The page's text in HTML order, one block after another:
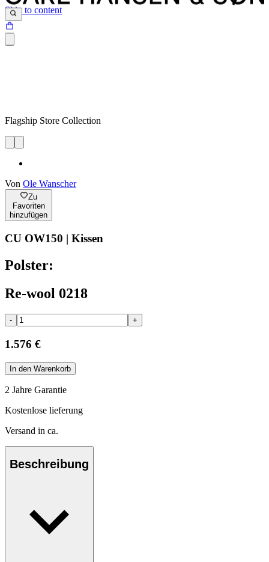
Skip to content
Flagship Store Collection
Von Ole Wanscher
Zu
Favoriten
hinzufügen
CU OW150 | Kissen
Polster:
Re-wool 0218
- +
1.576 €
In den Warenkorb
2 Jahre Garantie
Kostenlose lieferung
Versand in ca.
Beschreibung